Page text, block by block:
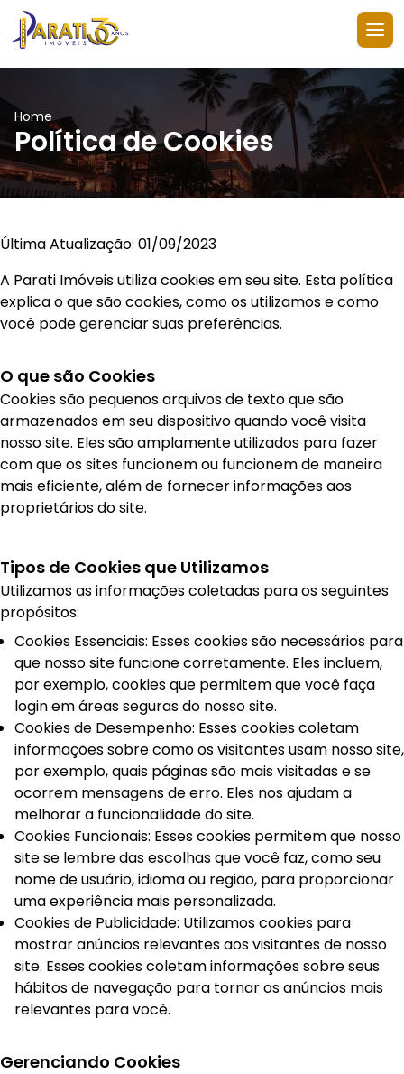
Home
Política de Cookies
Última Atualização: 01/09/2023
A Parati Imóveis utiliza cookies em seu site. Esta política
explica o que são cookies, como os utilizamos e como
você pode gerenciar suas preferências.
O que são Cookies
Cookies são pequenos arquivos de texto que são
armazenados em seu dispositivo quando você visita
nosso site. Eles são amplamente utilizados para fazer
com que os sites funcionem ou funcionem de maneira
mais eficiente, além de fornecer informações aos
proprietários do site.
Tipos de Cookies que Utilizamos
Utilizamos as informações coletadas para os seguintes
propósitos:
Cookies Essenciais: Esses cookies são necessários para
que nosso site funcione corretamente. Eles incluem,
por exemplo, cookies que permitem que você faça
login em áreas seguras do nosso site.
Cookies de Desempenho: Esses cookies coletam
informações sobre como os visitantes usam nosso site,
por exemplo, quais páginas são mais visitadas e se
ocorrem mensagens de erro. Eles nos ajudam a
melhorar a funcionalidade do site.
Cookies Funcionais: Esses cookies permitem que nosso
site se lembre das escolhas que você faz, como seu
nome de usuário, idioma ou região, para proporcionar
uma experiência mais personalizada.
Cookies de Publicidade: Utilizamos cookies para
mostrar anúncios relevantes aos visitantes de nosso
site. Esses cookies coletam informações sobre seus
hábitos de navegação para tornar os anúncios mais
relevantes para você.
Gerenciando Cookies